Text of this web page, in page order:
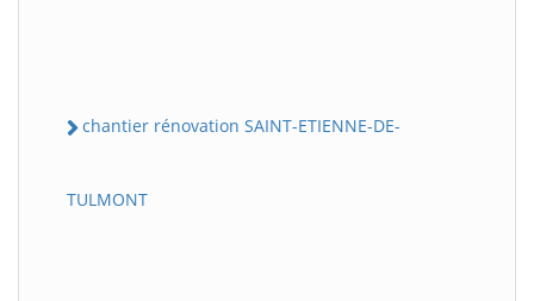
chantier rénovation SAINT-ETIENNE-DE-
TULMONT